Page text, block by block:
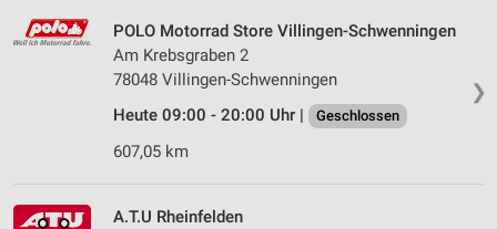
❯
POLO Motorrad Store Villingen-Schwenningen
Am Krebsgraben 2
78048 Villingen-Schwenningen
Heute 09:00 - 20:00 Uhr |
Geschlossen
607,05 km
A.T.U Rheinfelden